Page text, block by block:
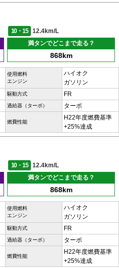
10・15
12.4km/L
満タンでどこまで走る？
868km
使用燃料
エンジン
ハイオク
ガソリン
駆動方式 FR
過給器（ターボ） ターボ
燃費性能
H22年度燃費基準
+25%達成
10・15
12.4km/L
満タンでどこまで走る？
868km
使用燃料
エンジン
ハイオク
ガソリン
駆動方式 FR
過給器（ターボ） ターボ
燃費性能
H22年度燃費基準
+25%達成